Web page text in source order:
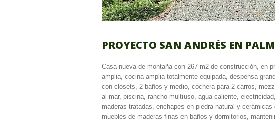
PROYECTO SAN ANDRÉS EN
Casa nueva de montaña con 267 m2 de construcción, en
amplia, cocina amplia totalmente equipada, despensa
con closets, 2 baños y medio, cochera para 2 carros,
al mar, piscina, rancho multiuso, agua caliente,
maderas tratadas, enchapes en piedra natural y
muebles de maderas finas en baños y dormitorios,